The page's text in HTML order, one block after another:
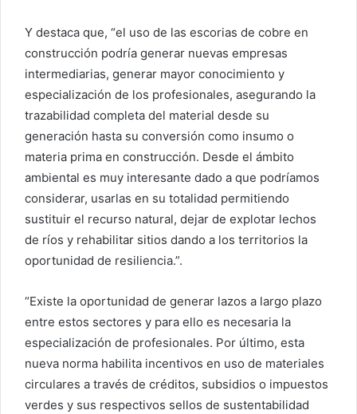
Y destaca que, “el uso de las escorias de cobre en
construcción podría generar nuevas empresas
intermediarias, generar mayor conocimiento y
especialización de los profesionales, asegurando la
trazabilidad completa del material desde su
generación hasta su conversión como insumo o
materia prima en construcción. Desde el ámbito
ambiental es muy interesante dado a que podríamos
considerar, usarlas en su totalidad permitiendo
sustituir el recurso natural, dejar de explotar lechos
de ríos y rehabilitar sitios dando a los territorios la
oportunidad de resiliencia.”.
“Existe la oportunidad de generar lazos a largo plazo
entre estos sectores y para ello es necesaria la
especialización de profesionales. Por último, esta
nueva norma habilita incentivos en uso de materiales
circulares a través de créditos, subsidios o impuestos
verdes y sus respectivos sellos de sustentabilidad